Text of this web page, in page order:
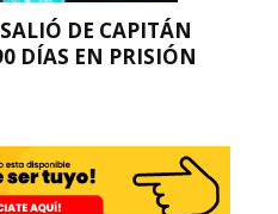
DE CAPITÁN
DÍAS EN PRISIÓN